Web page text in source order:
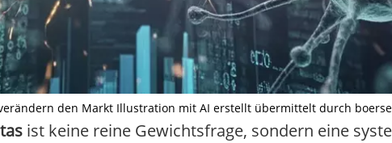
den Markt Illustration mit AI erstellt übermittelt durch
ist keine reine Gewichtsfrage, sondern eine